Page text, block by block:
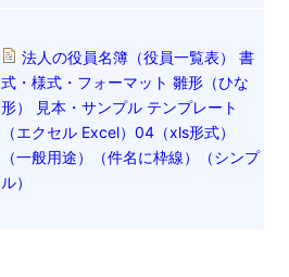
法人の役員名簿（役員一覧表） 書
式・様式・フォーマット 雛形（ひな
形） 見本・サンプル テンプレート
（エクセル Excel）04（xls形式）
（一般用途）（件名に枠線）（シンプ
ル）